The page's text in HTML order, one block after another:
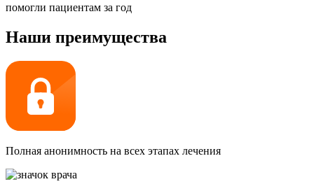
помогли пациентам за год
Наши преимущества
Полная анонимность на всех этапах лечения